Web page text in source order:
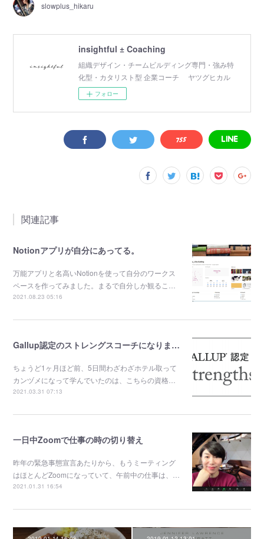
slowplus_hikaru
insightful ± Coaching
組織デザイン・チームビルディング専門・強み特
化型・カタリスト型 企業コーチ ヤツグヒカル
フォロー
関連記事
Notionアプリが自分にあってる。
万能アプリと名高いNotionを使って自分のワークス
ペースを作ってみました。まるで自分しか観るこ…
2021.08.23 05:16
Gallup認定のストレングスコーチになりました。
ちょうど1ヶ月ほど前、5日間わざわざホテル取って
カンヅメになって学んでいたのは、こちらの資格…
2021.03.31 07:13
一日中Zoomで仕事の時の切り替え
昨年の緊急事態宣言あたりから、もうミーティング
はほとんどZoomになっていて、午前中の仕事は、…
2021.01.31 16:54